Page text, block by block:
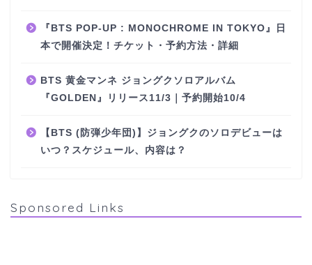
『BTS POP-UP : MONOCHROME IN TOKYO』日
本で開催決定！チケット・予約方法・詳細
BTS 黄金マンネ ジョングクソロアルバム
『GOLDEN』リリース11/3｜予約開始10/4
【BTS (防弾少年団)】ジョングクのソロデビューは
いつ？スケジュール、内容は？
Sponsored Links